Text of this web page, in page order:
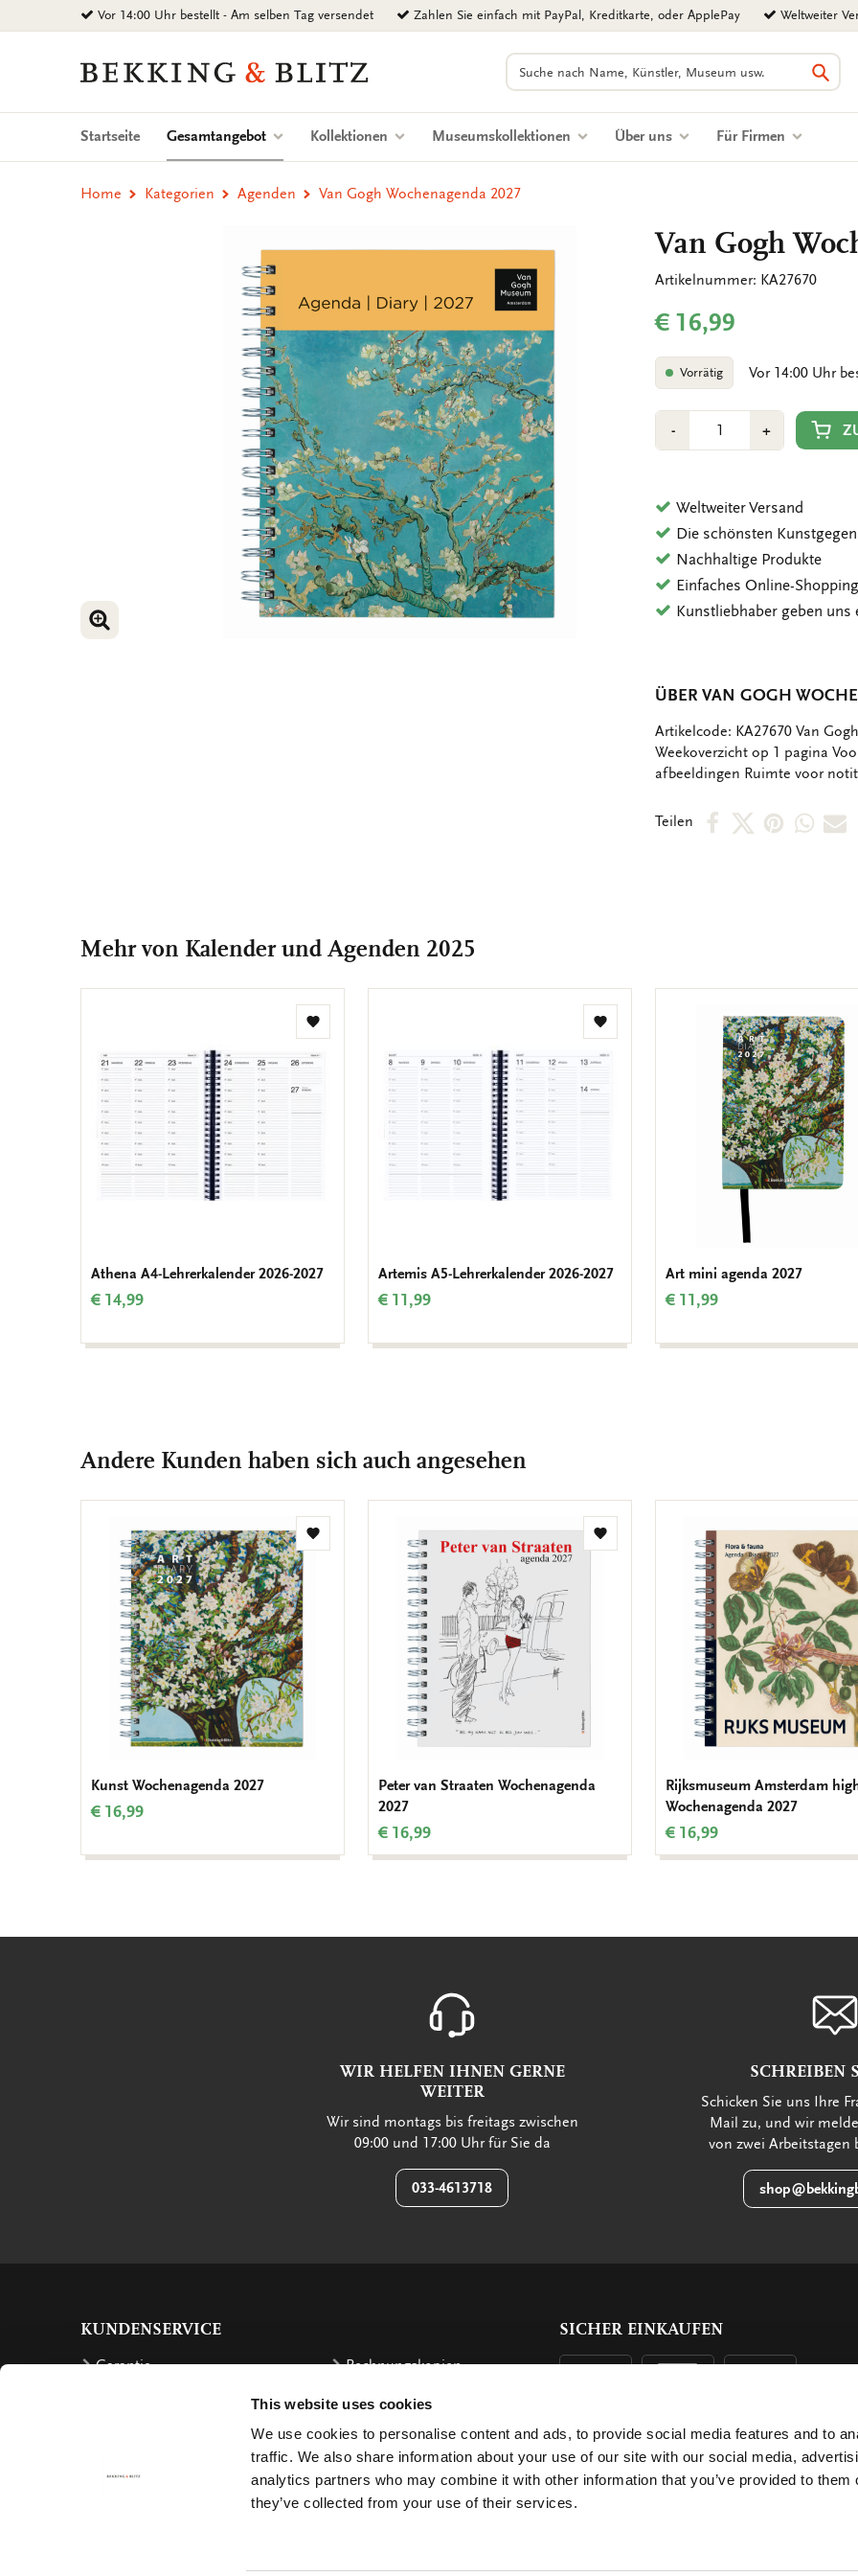
This website uses cookies
We use cookies to personalise content and ads, to provide social media features and to
traffic. We also share information about your use of our site with our social media,
analytics partners who may combine it with other information that you’ve provided to them
they’ve collected from your use of their services.
zum
Vor 14:00 Uhr bestellt - Am selben Tag versendet Zahlen Sie einfach mit PayPal, Kreditkarte, oder ApplePay Weltweiter
Bekking
Blitz
Uitgevers
Suchen
Startseite Gesamtangebot (current)Kollektionen Museumskollektionen Über uns Für Firmen
Home Kategorien Agenden Van Gogh Wochenagenda 2027
BILD VERGRÖSSERN
Van Gogh
Artikelnummer: KA27670
€ 16,99
Vorrätig Vor 14:00 Uhr
-Min
1
+Plus
1
Weltweiter Versand
Die schönsten
Nachhaltige Produkte
Einfaches Online-Shopping
Kunstliebhaber geben uns
ÜBER VAN GOGH
OMSCHRIJVING
Artikelcode: KA27670 Van
Weekoverzicht op 1 pagina
afbeeldingen Ruimte voor
Teilen
Per Per Per Per
Mehr von Kalender und Agenden 2025
Zur
hinzufügen
Athena A4-Lehrerkalender 2026-2027
€ 14,99
Zur
hinzufügen
Artemis A5-Lehrerkalender 2026-2027
€ 11,99
Art mini agenda 2027
€ 11,99
Andere Kunden haben sich auch angesehen
Zur
Kunst Wochenagenda 2027
€ 16,99
Zur
Peter van Straaten Wochenagenda
2027
€ 16,99
Rijksmuseum Amsterdam
Wochenagenda 2027
€ 16,99
WIR HELFEN IHNEN GERNE
WEITER
Wir sind montags bis freitags zwischen
09:00 und 17:00 Uhr für Sie da
033-4613718
SCHREIBEN
Schicken Sie uns Ihre
Mail zu, und wir
von zwei Arbeitstagen
KUNDENSERVICE
Garantie
Rechnungskopien
Rückzahlung
Beschwerden
Stornierung
Contact
SICHER EINKAUFEN